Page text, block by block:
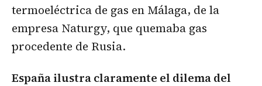
termoeléctrica de gas en Málaga, de la
empresa Naturgy, que quemaba gas
procedente de Rusia.
España ilustra claramente el dilema del